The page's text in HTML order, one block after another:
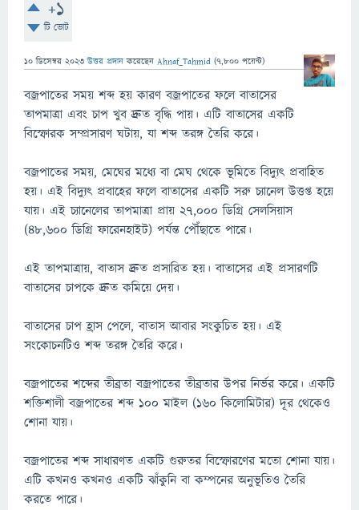
+1
টি ভোট
10 ডিসেম্বর 2023 উত্তর প্রদান করেছেন Ahnaf_Tahmid (7,800 পয়েন্ট)
বজ্রপাতের সময় শব্দ হয় কারণ বজ্রপাতের ফলে বাতাসের
তাপমাত্রা এবং চাপ খুব দ্রুত বৃদ্ধি পায়। এটি বাতাসের একটি
বিস্ফোরক সম্প্রসারণ ঘটায়, যা শব্দ তরঙ্গ তৈরি করে।
বজ্রপাতের সময়, মেঘের মধ্যে বা মেঘ থেকে ভূমিতে বিদ্যুৎ প্রবাহিত
হয়। এই বিদ্যুৎ প্রবাহের ফলে বাতাসের একটি সরু চ্যানেল উত্তপ্ত হয়ে
যায়। এই চ্যানেলের তাপমাত্রা প্রায় 27,000 ডিগ্রি সেলসিয়াস
(48,600 ডিগ্রি ফারেনহাইট) পর্যন্ত পৌঁছাতে পারে।
এই তাপমাত্রায়, বাতাস দ্রুত প্রসারিত হয়। বাতাসের এই প্রসারণটি
বাতাসের চাপকে দ্রুত কমিয়ে দেয়।
বাতাসের চাপ হ্রাস পেলে, বাতাস আবার সংকুচিত হয়। এই
সংকোচনটিও শব্দ তরঙ্গ তৈরি করে।
বজ্রপাতের শব্দের তীব্রতা বজ্রপাতের তীব্রতার উপর নির্ভর করে। একটি
শক্তিশালী বজ্রপাতের শব্দ 100 মাইল (160 কিলোমিটার) দূর থেকেও
শোনা যায়।
বজ্রপাতের শব্দ সাধারণত একটি গুরুতর বিস্ফোরণের মতো শোনা যায়।
এটি কখনও কখনও একটি ঝাঁকুনি বা কম্পনের অনুভূতিও তৈরি
করতে পারে।